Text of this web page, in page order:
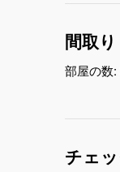
間取り
部屋の数:
チェ